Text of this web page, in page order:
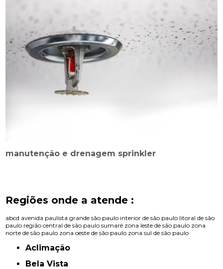
manutenção e drenagem sprinkler
Regiões onde a atende :
abcd avenida paulista grande são paulo interior de são paulo litoral de são
paulo região central de são paulo sumaré zona leste de são paulo zona
norte de são paulo zona oeste de são paulo zona sul de são paulo
Aclimação
Bela Vista